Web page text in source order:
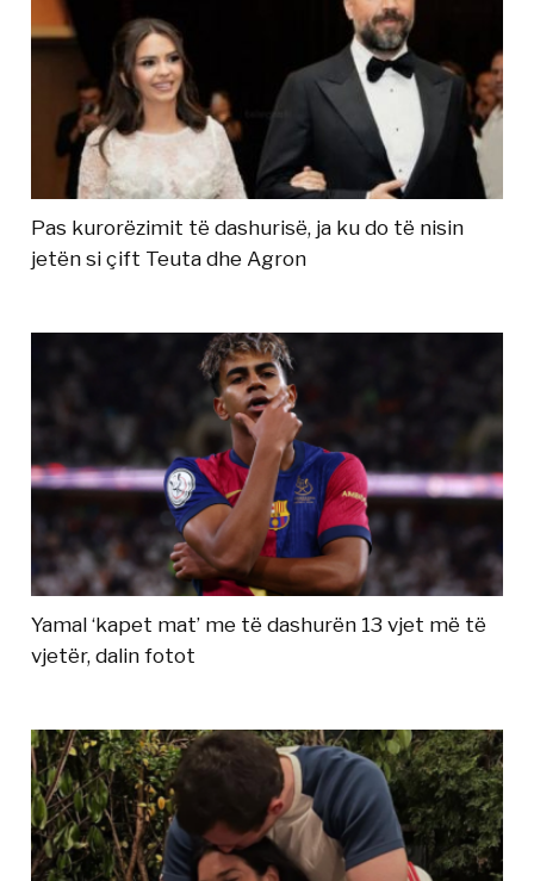
Pas kurorëzimit të dashurisë, ja ku do të nisin
jetën si çift Teuta dhe Agron
Yamal ‘kapet mat’ me të dashurën 13 vjet më të
vjetër, dalin fotot